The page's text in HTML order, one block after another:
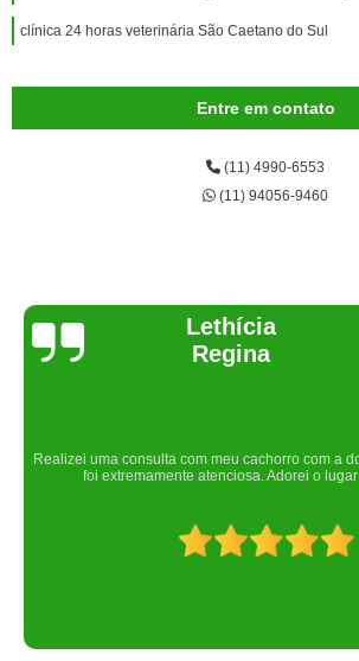
clínica 24 horas veterinária São Caetano do Sul
Entre em contato
(11) 4990-6553
(11) 94056-9460
Joelma Lilian
Um lugar maravilhoso. Sempre serei grata pelo